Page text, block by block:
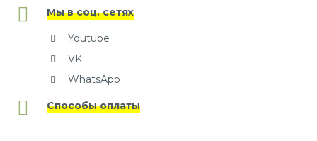
Мы в соц. сетях
Youtube
VK
WhatsApp
Способы оплаты